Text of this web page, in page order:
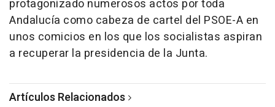
protagonizado numerosos actos por toda
Andalucía como cabeza de cartel del PSOE-A en
unos comicios en los que los socialistas aspiran
a recuperar la presidencia de la Junta.
Artículos Relacionados